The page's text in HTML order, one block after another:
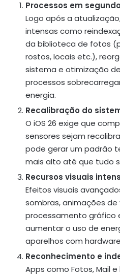
Processos em
Logo após a
intensas como
da biblioteca de fotos
rostos, locais etc.),
sistema e otimização de
processos
energia.
Recalibração do
O iOS 26 exige que
sensores sejam
pode gerar um padrão
mais alto até que tudo
Recursos visuais
Efeitos visuais
sombras, animações
processamento gráfico
aumentar o uso de
aparelhos com
Reconhecimento e
Apps como Fotos, Mail